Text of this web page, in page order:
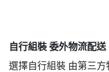
自行組裝 委外物流配送
選擇自行組裝 由第三